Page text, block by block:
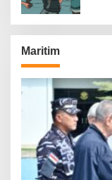
Maritim